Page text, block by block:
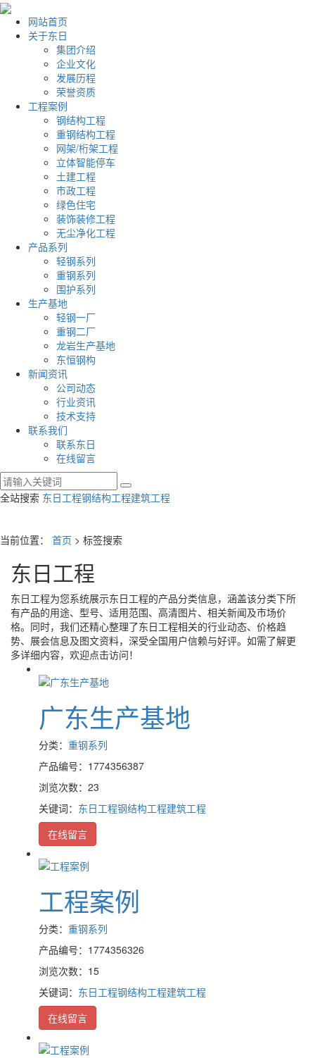
网站首页
关于东日
集团介绍
企业文化
发展历程
荣誉资质
工程案例
钢结构工程
重钢结构工程
网架/桁架工程
立体智能停车
土建工程
市政工程
绿色住宅
装饰装修工程
无尘净化工程
产品系列
轻钢系列
重钢系列
围护系列
生产基地
轻钢一厂
重钢二厂
龙岩生产基地
东恒钢构
新闻资讯
公司动态
行业资讯
技术支持
联系我们
联系东日
在线留言
全站搜索 东日工程钢结构工程建筑工程
当前位置： 首页 > 标签搜索
东日工程
东日工程为您系统展示东日工程的产品分类信息，涵盖该分类下所
有产品的用途、型号、适用范围、高清图片、相关新闻及市场价
格。同时，我们还精心整理了东日工程相关的行业动态、价格趋
势、展会信息及图文资料，深受全国用户信赖与好评。如需了解更
多详细内容，欢迎点击访问！
广东生产基地
分类： 重钢系列
产品编号：1774356387
浏览次数：23
关键词： 东日工程钢结构工程建筑工程
在线留言
工程案例
分类： 重钢系列
产品编号：1774356326
浏览次数：15
关键词： 东日工程钢结构工程建筑工程
在线留言